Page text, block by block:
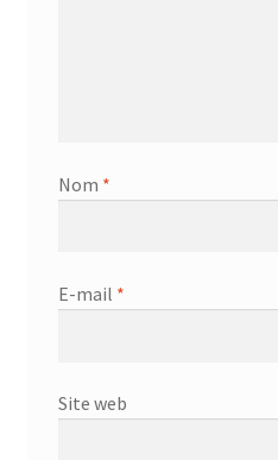
Nom *
E-mail *
Site web